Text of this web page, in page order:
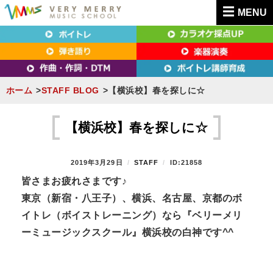
MENU
東京（新宿・八王子）・横浜・名古屋・京都で
「本気」になれるボイトレ教室｜VERY MERRY
MUSIC SCHOOL（ベリーメリー）
東京（新宿・八王子）・横浜・名古屋・京都で「本気」になれるボイトレ教室｜
VERY MERRY MUSIC SCHOOL（ベリーメリー）
ホーム STAFF BLOG 【横浜校】春を探しに☆
【横浜校】春を探しに☆
P
S
T
D
O
2019年3月29日
B
STAFF ID:21858
皆さまお疲れさまです♪
東京（新宿・八王子）、横浜、名古屋、京都のボ
イトレ（ボイストレーニング）なら『ベリーメリ
ーミュージックスクール』横浜校の白神です^^